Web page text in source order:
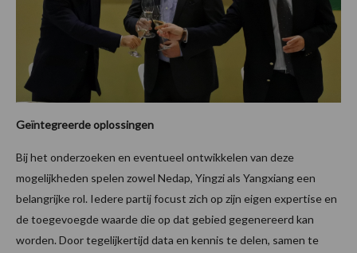
Geïntegreerde oplossingen
Bij het onderzoeken en eventueel ontwikkelen van deze
mogelijkheden spelen zowel Nedap, Yingzi als Yangxiang een
belangrijke rol. Iedere partij focust zich op zijn eigen expertise en
de toegevoegde waarde die op dat gebied gegenereerd kan
worden. Door tegelijkertijd data en kennis te delen, samen te